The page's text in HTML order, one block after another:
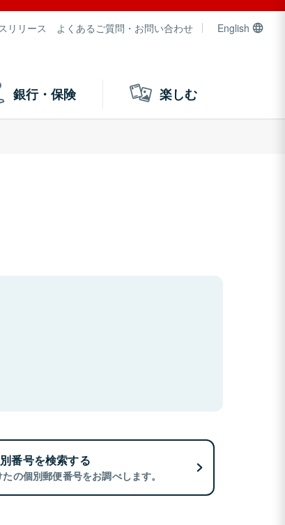
リリース よくあるご質問・お問い合わせ English
銀行・保険 楽しむ
番号を検索する
の個別郵便番号をお調べします。